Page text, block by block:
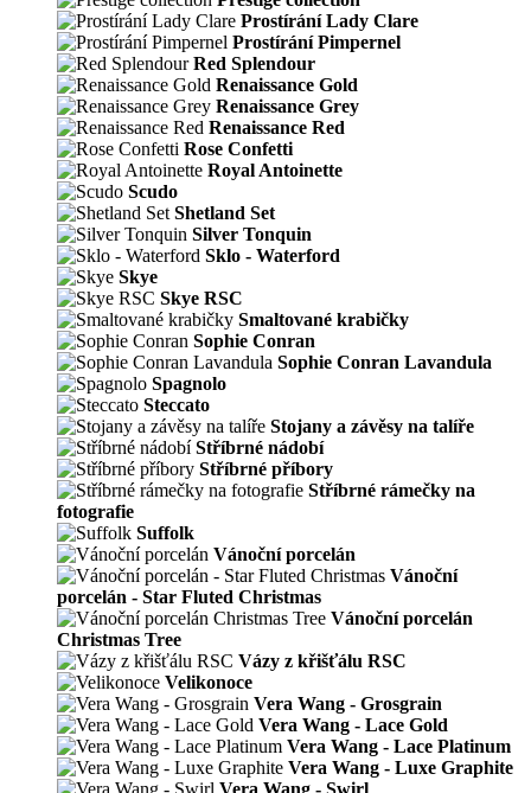
Prostírání Lady Clare
Prostírání Pimpernel
Red Splendour
Renaissance Gold
Renaissance Grey
Renaissance Red
Rose Confetti
Royal Antoinette
Scudo
Shetland Set
Silver Tonquin
Sklo - Waterford
Skye
Skye RSC
Smaltované krabičky
Sophie Conran
Sophie Conran Lavandula
Spagnolo
Steccato
Stojany a závěsy na talíře
Stříbrné nádobí
Stříbrné příbory
Stříbrné rámečky na
fotografie
Suffolk
Vánoční porcelán
Vánoční
porcelán - Star Fluted Christmas
Vánoční porcelán
Christmas Tree
Vázy z křišťálu RSC
Velikonoce
Vera Wang - Grosgrain
Vera Wang - Lace Gold
Vera Wang - Lace Platinum
Vera Wang - Luxe Graphite
Vera Wang - Swirl